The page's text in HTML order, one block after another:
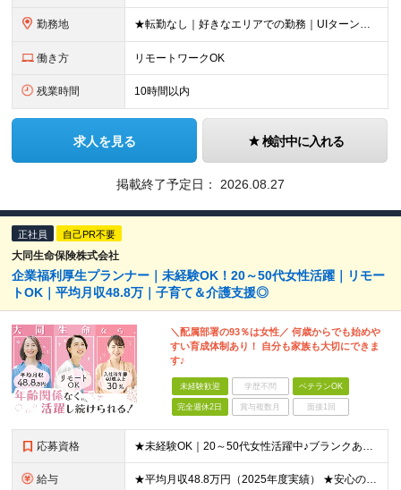
勤務地 ★転勤なし｜好きなエリアでの勤務｜UIターン歓迎 全国47都道府県にある支社のいずれかにて勤務していただきます。 ＜募集エリア＞ ◆北海道・東北：北海道/青森/宮城/岩手/秋田/山形/福島
働き方 リモートワークOK
残業時間 10時間以内
求人を見る 検討中に入れる
掲載終了予定日： 2026.08.27
正社員 自己PR不要
大同生命保険株式会社
企業福利厚生プランナー｜未経験OK！20～50代女性活躍｜リモー
トOK｜平均月収48.8万｜子育て＆介護支援◎
＼配属部署の93％は女性／ 何歳からでも始めや
すい育成体制あり！ 自分も家族も大切にできま
す♪
未経験歓迎 学歴不問 ベテランOK
完全週休2日 賞与複数月 面接1回
応募資格 ★未経験OK｜20～50代女性活躍中♪ブランクありの方・ママさんも活躍中 ◆高卒以上 ◆社会人経験をお持ちの方 - 業界・業種・職種・経験年数は問いません。 «こんな方が応募＆入社しています！»
給与 ★平均月収48.8万円（2025年度実績） ★安心の固定給＋賞与年2回＋インセンティブ！手当も充実 月給21万円～23万円＋諸手当＋インセンティブ＋賞与年2回 ※給与は年間平均の税込定例給与です。賞